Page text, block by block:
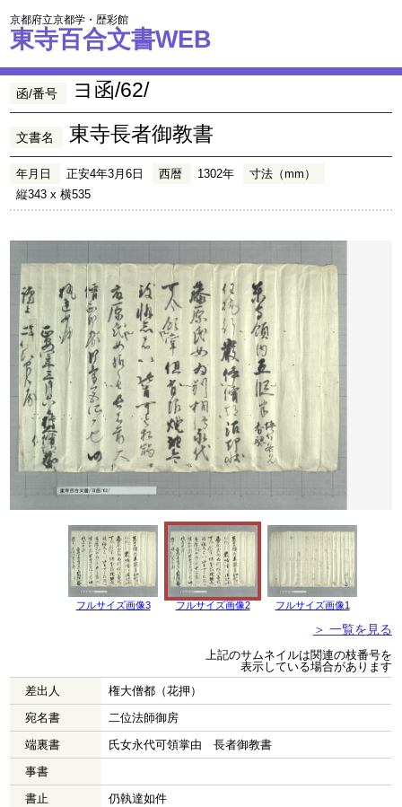
京都府立京都学・歴彩館
東寺百合文書WEB
函/番号 ヨ函/62/
文書名 東寺長者御教書
年月日 正安4年3月6日 西暦 1302年
寸法（mm）
縦343 x 横535
フルサイズ画像3 フルサイズ画像2 フルサイズ画像1
＞ 一覧を見る
上記のサムネイルは関連の枝番号を
表示している場合があります
差出人
権大僧都（花押）
宛名書
二位法師御房
端裏書
氏女永代可領掌由 長者御教書
事書
書止
仍執達如件